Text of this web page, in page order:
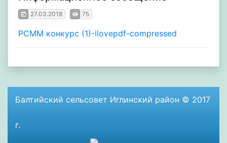
27.03.2018 75
РСММ конкурс (1)-ilovepdf-compressed
Балтийский сельсовет Иглинский район © 2017
г.